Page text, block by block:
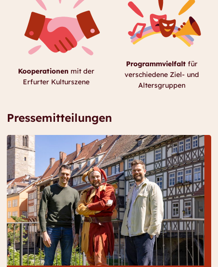
Kooperationen mit der
Erfurter Kulturszene
Programmvielfaltfür
verschiedene Ziel- und
Altersgruppen
Pressemitteilungen